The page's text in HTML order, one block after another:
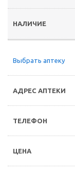
Выбрать аптеку